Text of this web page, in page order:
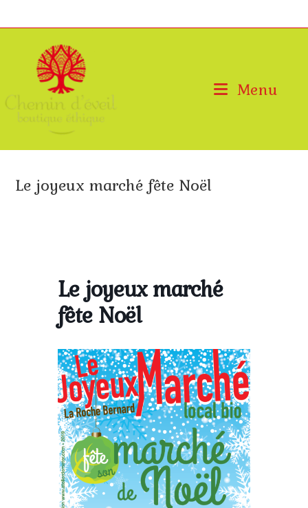
to
Menu
Le joyeux marché fête Noël
Le joyeux marché
fête Noël